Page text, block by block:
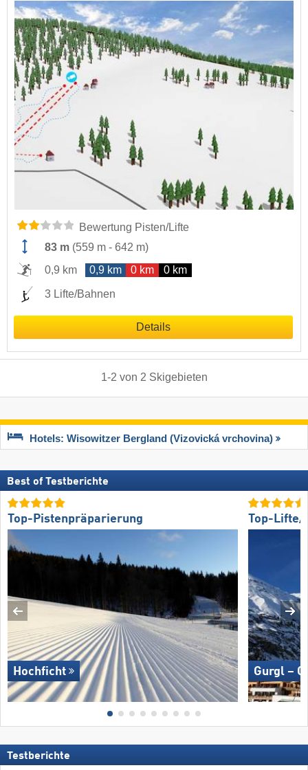
Bewertung Pisten/Lifte
83 m (559 m - 642 m)
0,9 km
0,9 km 0 km 0 km
3 Lifte/Bahnen
Details
1-2 von 2 Skigebieten
Hotels: Wisowitzer Bergland (Vizovická vrchovina)
Best of Testberichte
Top-Pistenpräparierung
Hochficht
Top-Lifte/
Gurgl –
Testberichte